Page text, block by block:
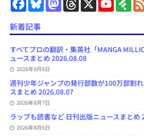
a
e
b
o
k
s
y
a
o
o
n
h
a
s
o
u
e
C
n
n
e
l
新着記事
すべてプロの翻訳・集英社「MANGA
ュースまとめ 2026.08.08
2026年8月8日
週刊少年ジャンプの発行部数が100万部割
スまとめ 2026.08.07
2026年8月7日
ラップも読書など 日刊出版ニュースまとめ
2026年8月6日